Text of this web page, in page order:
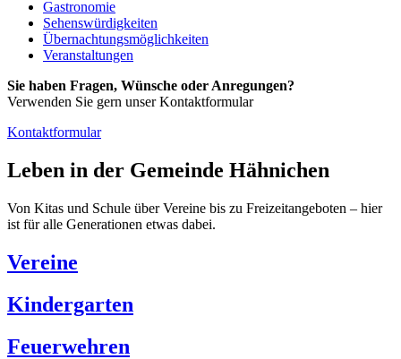
Gastronomie
Sehenswürdigkeiten
Übernachtungsmöglichkeiten
Veranstaltungen
Sie haben Fragen, Wünsche oder Anregungen?
Verwenden Sie gern unser Kontaktformular
Kontaktformular
Leben in der Gemeinde Hähnichen
Von Kitas und Schule über Vereine bis zu Freizeitangeboten – hier
ist für alle Generationen etwas dabei.
Vereine
Kindergarten
Feuerwehren